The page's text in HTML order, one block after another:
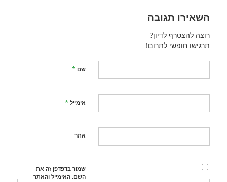
השאירו תגובה
רוצה להצטרף לדיון?
תרגישו חופשי לתרום!
שם *
אימייל *
אתר
שמור בדפדפן זה את
השם, האימייל והאתר